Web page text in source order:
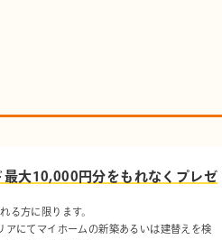
大10,000円分をもれなくプレゼ
る方に限ります。
にてマイホームの新築あるいは建替えを検